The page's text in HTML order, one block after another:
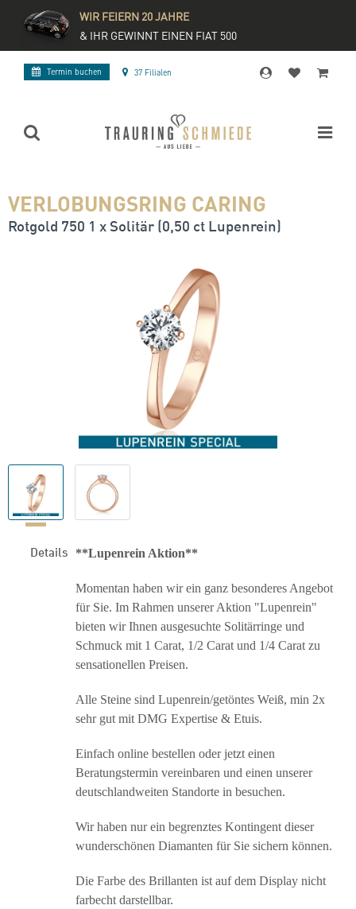
WIR FEIERN 20 JAHRE
& IHR GEWINNT EINEN FIAT 500
Termin buchen 37 Filialen
VERLOBUNGSRING CARING
Rotgold 750 1 x Solitär (0,50 ct Lupenrein)
Details **Lupenrein Aktion**
Momentan haben wir ein ganz besonderes Angebot
für Sie. Im Rahmen unserer Aktion "Lupenrein"
bieten wir Ihnen ausgesuchte Solitärringe und
Schmuck mit 1 Carat, 1/2 Carat und 1/4 Carat zu
sensationellen Preisen.
Alle Steine sind Lupenrein/getöntes Weiß, min 2x
sehr gut mit DMG Expertise & Etuis.
Einfach online bestellen oder jetzt einen
Beratungstermin vereinbaren und einen unserer
deutschlandweiten Standorte in besuchen.
Wir haben nur ein begrenztes Kontingent dieser
wunderschönen Diamanten für Sie sichern können.
Die Farbe des Brillanten ist auf dem Display nicht
farbecht darstellbar.